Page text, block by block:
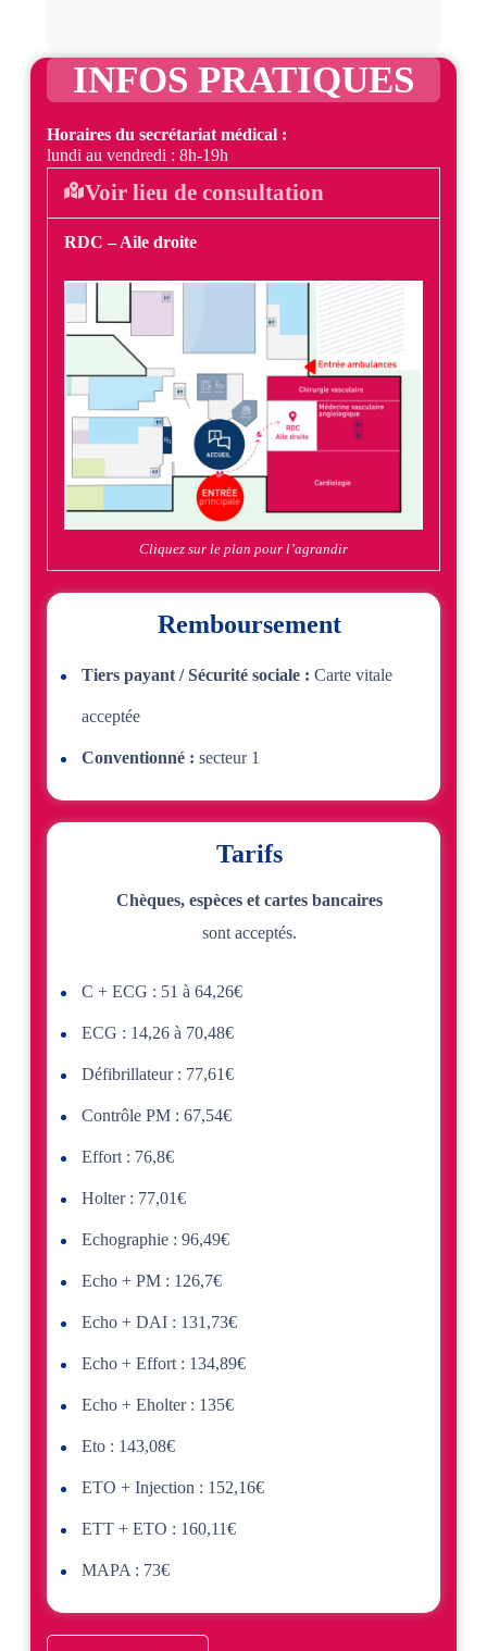
INFOS PRATIQUES
Horaires du secrétariat médical :
lundi au vendredi : 8h-19h
Voir lieu de consultation
RDC – Aile droite
Cliquez sur le plan pour l’agrandir
Remboursement
Tiers payant / Sécurité sociale : Carte vitale
acceptée
Conventionné : secteur 1
Tarifs
Chèques, espèces et cartes bancaires
sont acceptés.
C + ECG : 51 à 64,26€
ECG : 14,26 à 70,48€
Défibrillateur : 77,61€
Contrôle PM : 67,54€
Effort : 76,8€
Holter : 77,01€
Echographie : 96,49€
Echo + PM : 126,7€
Echo + DAI : 131,73€
Echo + Effort : 134,89€
Echo + Eholter : 135€
Eto : 143,08€
ETO + Injection : 152,16€
ETT + ETO : 160,11€
MAPA : 73€